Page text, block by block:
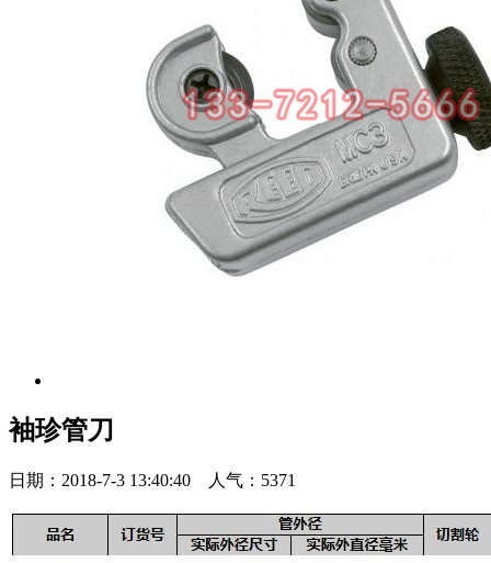
袖珍管刀
日期：2018-7-3 13:40:40 人气：5371